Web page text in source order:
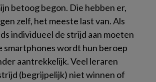
betoog begon. Die hebben er,
zelf, het meeste last van. Als
individueel de strijd aan moeten
smartphones wordt hun beroep
aantrekkelijk. Veel leraren
(begrijpelijk) niet winnen of